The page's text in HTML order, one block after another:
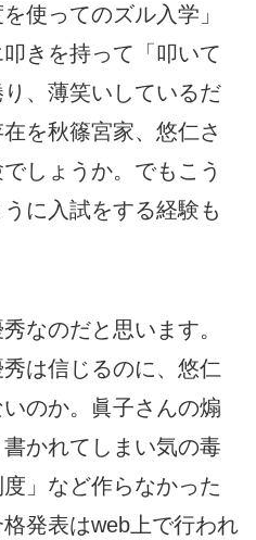
使ってのズル入学」
きを持って「叩いて
、薄笑いしているだ
を秋篠宮家、悠仁さ
しょうか。でもこう
に入試をする経験も
なのだと思います。
は信じるのに、悠仁
のか。眞子さんの煽
かれてしまい気の毒
」など作らなかった
発表はweb上で行われ